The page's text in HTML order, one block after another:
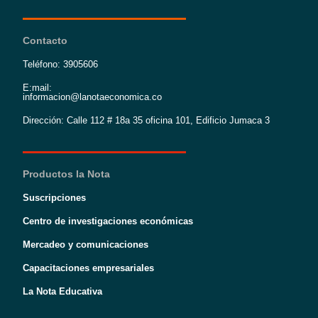
Contacto
Teléfono: 3905606
E:mail:
informacion@lanotaeconomica.co
Dirección: Calle 112 # 18a 35 oficina 101, Edificio Jumaca 3
Productos la Nota
Suscripciones
Centro de investigaciones económicas
Mercadeo y comunicaciones
Capacitaciones empresariales
La Nota Educativa